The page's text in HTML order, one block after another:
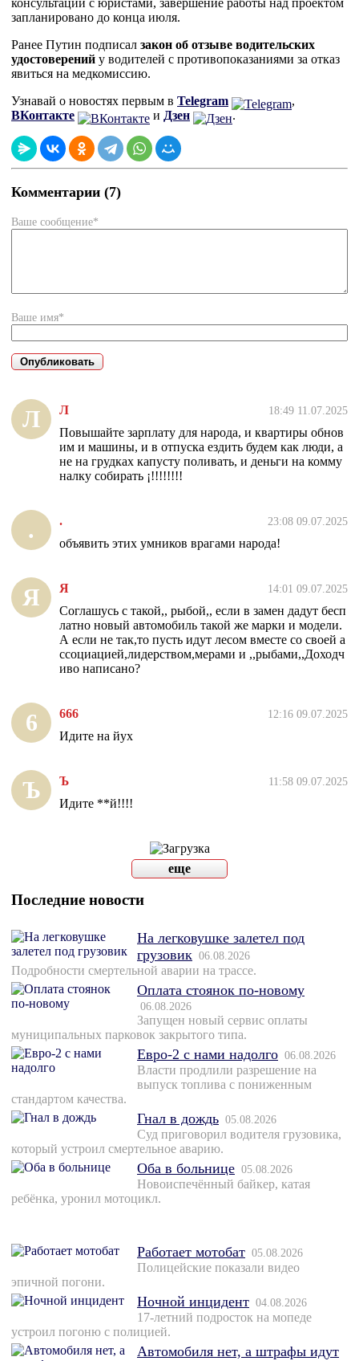
консультации с юристами, завершение работы над проектом
запланировано до конца июля.
Ранее Путин подписал закон об отзыве водительских
удостоверений у водителей с противопоказаниями за отказ
явиться на медкомиссию.
Узнавай о новостях первым в Telegram
,
ВКонтакте
и Дзен .
Комментарии (7)
Ваше сообщение*
Ваше имя*
Л Л 18:49 11.07.2025
Повышайте зарплату для народа, и квартиры обнов
им и машины, и в отпуска ездить будем как люди, а
не на грудках капусту поливать, и деньги на комму
налку собирать ¡!!!!!!!!
. . 23:08 09.07.2025
объявить этих умников врагами народа!
Я Я 14:01 09.07.2025
Соглашусь с такой,, рыбой,, если в замен дадут бесп
латно новый автомобиль такой же марки и модели.
А если не так,то пусть идут лесом вместе со своей а
ссоциацией,лидерством,мерами и ,,рыбами,,Доходч
иво написано?
6 666 12:16 09.07.2025
Идите на йух
Ъ Ъ 11:58 09.07.2025
Идите **й!!!!
еще
Последние новости
На легковушке залетел под
грузовик 06.08.2026
Подробности смертельной аварии на трассе.
Оплата стоянок по-новому
06.08.2026
Запущен новый сервис оплаты
муниципальных парковок закрытого типа.
Евро-2 с нами надолго 06.08.2026
Власти продлили разрешение на
выпуск топлива с пониженным
стандартом качества.
Гнал в дождь 05.08.2026
Суд приговорил водителя грузовика,
который устроил смертельное аварию.
Оба в больнице 05.08.2026
Новоиспечённый байкер, катая
ребёнка, уронил мотоцикл.
Работает мотобат 05.08.2026
Полицейские показали видео
эпичной погони.
Ночной инцидент 04.08.2026
17-летний подросток на мопеде
устроил погоню с полицией.
Автомобиля нет, а штрафы идут